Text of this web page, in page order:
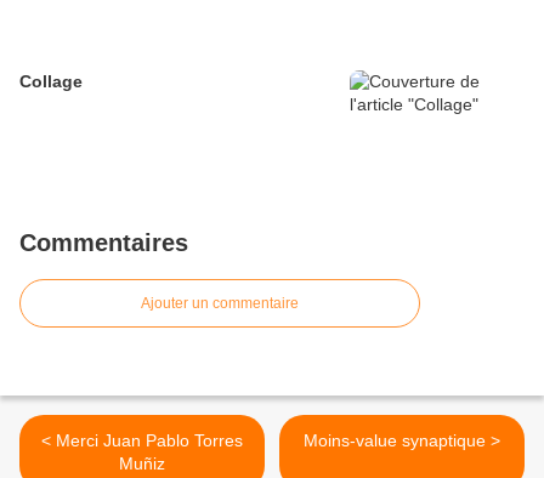
Collage
Commentaires
Ajouter un commentaire
< Merci Juan Pablo Torres
Muñiz
Moins-value synaptique >